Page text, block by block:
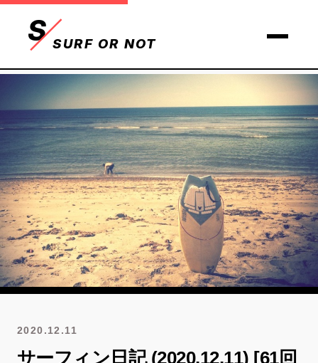
SURF OR NOT
S
2020.12.11
サーフィン日記 (2020.12.11) [61回